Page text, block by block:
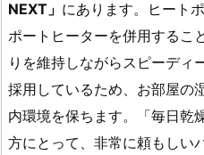
NEXT」 にあります。ヒート
ポートヒーターを併用するこ
りを維持しながらスピーディ
採用しているため、お部屋の
内環境を保ちます。「毎日乾
方にとって、非常に頼もしい